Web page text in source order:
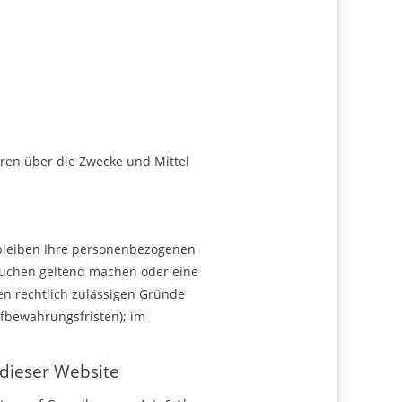
über die Zwecke und Mittel
Ihre personenbezogenen
geltend machen oder eine
rechtlich zulässigen Gründe
im
Website